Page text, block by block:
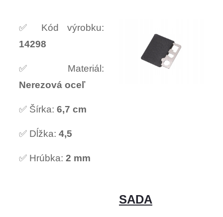
✅ Kód výrobku:
14298
✅ Materiál:
Nerezová oceľ
✅ Šírka: 6,7 cm
✅ Dĺžka: 4,5
✅ Hrúbka: 2 mm
SADA